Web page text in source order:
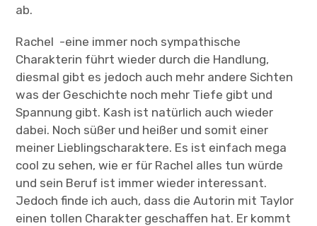
ab.
Rachel -eine immer noch sympathische
Charakterin führt wieder durch die Handlung,
diesmal gibt es jedoch auch mehr andere Sichten
was der Geschichte noch mehr Tiefe gibt und
Spannung gibt. Kash ist natürlich auch wieder
dabei. Noch süßer und heißer und somit einer
meiner Lieblingscharaktere. Es ist einfach mega
cool zu sehen, wie er für Rachel alles tun würde
und sein Beruf ist immer wieder interessant.
Jedoch finde ich auch, dass die Autorin mit Taylor
einen tollen Charakter geschaffen hat. Er kommt